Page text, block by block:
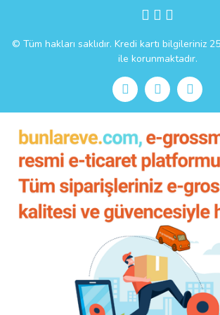
© Tüm hakları saklıdır. Kredi kartı bilgileriniz
ile korunmaktadır.